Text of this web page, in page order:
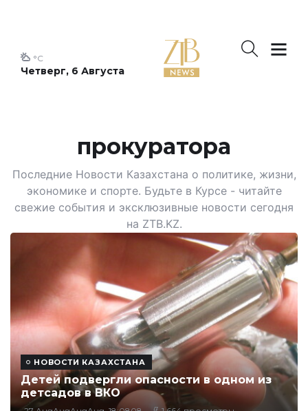
Четверг, 6 Августа
°C
прокуратора
Последние Новости Казахстана о политике, жизни,
экономике и спорте. Будьте в Курсе - читайте
свежие события и эксклюзивные новости сегодня
на ZTB.KZ.
НОВОСТИ КАЗАХСТАНА
Детей подвергли опасности в одном из
детсадов в ВКО